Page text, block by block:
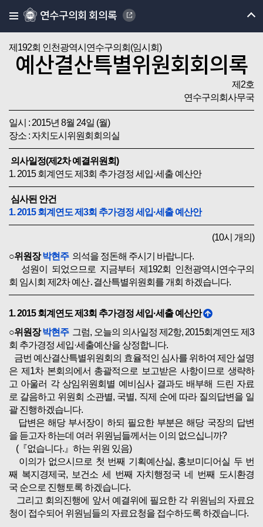
연수구의회 회의록
제192회 인천광역시연수구의회(임시회)
예산결산특별위원회회의록
제2호
연수구의회사무국
일시 : 2015년 8월 24일 (월)
장소 : 자치도시위원회회의실
의사일정(제2차 예결위원회)
1. 2015 회계연도 제3회 추가경정 세입·세출 예산안
심사된 안건
1. 2015 회계연도 제3회 추가경정 세입·세출 예산안
(10시 개의)
○위원장박현주의석을 정돈해 주시기 바랍니다.
성원이 되었으므로 지금부터 제192회 인천광역시연수구의
회 임시회 제2차 예산․결산특별위원회를 개회 하겠습니다.
1. 2015 회계연도 제3회 추가경정 세입·세출 예산안
○위원장박현주그럼, 오늘의 의사일정 제2항, 2015회계연도 제3
회 추가경정 세입·세출예산을 상정합니다.
금번 예산결산특별위원회의 효율적인 심사를 위하여 제안 설명
은 제1차 본회의에서 총괄적으로 보고받은 사항이므로 생략하
고 아울러 각 상임위원회별 예비심사 결과도 배부해 드린 자료
로 갈음하고 위원회 소관별, 국별, 직제 순에 따라 질의답변을 일
괄 진행하겠습니다.
답변은 해당 부서장이 하되 필요한 부분은 해당 국장의 답변
을 듣고자 하는데 여러 위원님들께서는 이의 없으십니까?
(『없습니다.』하는 위원 있음)
이의가 없으시므로 첫 번째 기획예산실, 홍보미디어실 두 번
째 복지경제국, 보건소 세 번째 자치행정국 네 번째 도시환경
국 순으로 진행토록 하겠습니다.
그리고 회의진행에 앞서 예결위에 필요한 각 위원님의 자료요
청이 접수되어 위원님들의 자료요청을 접수하도록 하겠습니다.